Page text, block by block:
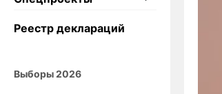
Реестр деклараций
Выборы 2026